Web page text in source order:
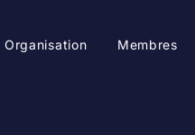
Organisation Membres